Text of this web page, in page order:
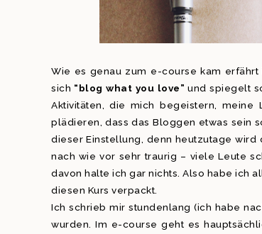
Wie es genau zum e-course kam
sich “blog what you love”und spiegelt
Aktivitäten, die mich begeistern,
plädieren, dass das Bloggen etwas sein
dieser Einstellung, denn heutzutage
nach wie vor sehr traurig – viele Leute
davon halte ich gar nichts. Also habe ich
diesen Kurs verpackt.
Ich schrieb mir stundenlang (ich habe
wurden. Im e-course geht es